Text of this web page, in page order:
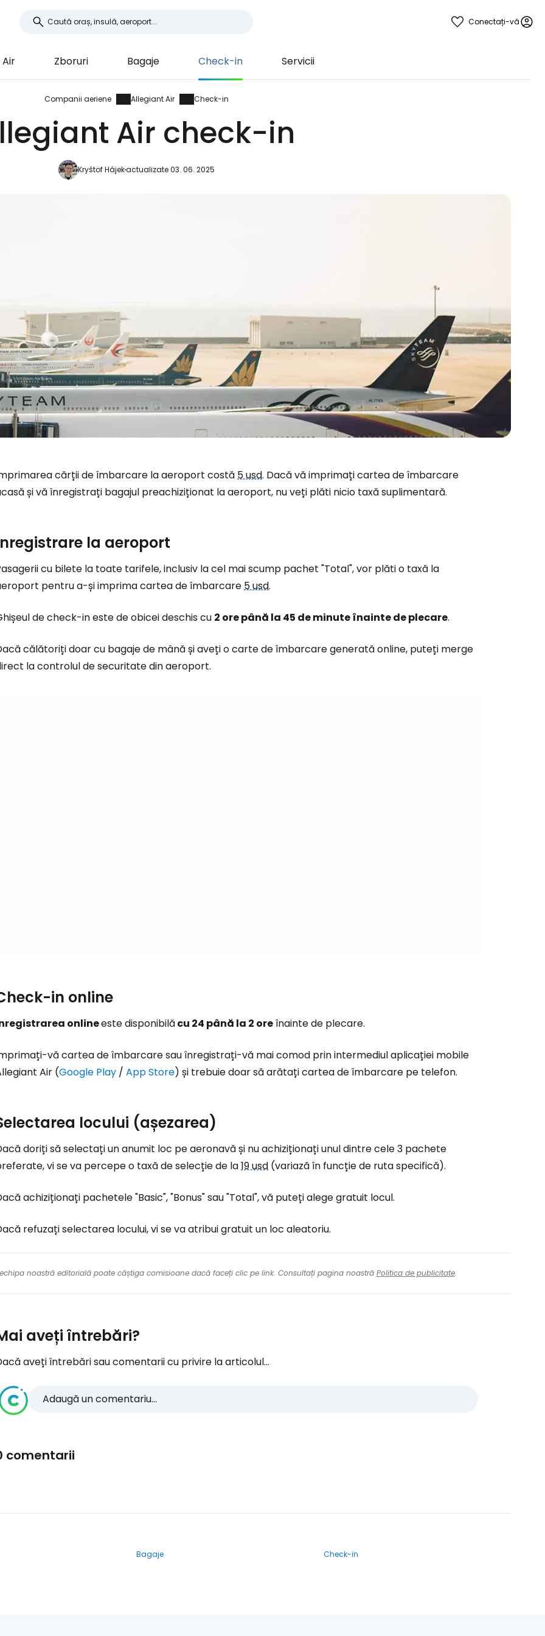
Conectați-vă
Zboruri Bagaje Check-in Servicii
Companii aeriene Allegiant Air Check-in
Air check-in
Kryštof Hájekactualizate 03. 06. 2025
cărții de îmbarcare la aeroport costă5 usd. Dacă vă imprimați cartea de îmbarcare
și vă înregistrați bagajul preachiziționat la aeroport, nu veți plăti nicio taxă suplimentară.
la aeroport
cu bilete la toate tarifele, inclusiv la cel mai scump pachet "Total", vor plăti o taxă la
pentru a-și imprima cartea de îmbarcare5 usd.
de check-in este de obicei deschis cu 2 ore până la 45 de minute înainte de plecare.
călătoriți doar cu bagaje de mână și aveți o carte de îmbarcare generată online, puteți merge
la controlul de securitate din aeroport.
in online
onlineeste disponibilăcu 24 până la 2 oreînainte de plecare.
vă cartea de îmbarcare sau înregistrați-vă mai comod prin intermediul aplicației mobile
Air (Google Play / App Store) și trebuie doar să arătați cartea de îmbarcare pe telefon.
locului (așezarea)
doriți să selectați un anumit loc pe aeronavă și nu achiziționați unul dintre cele 3 pachete
vi se va percepe o taxă de selecție de la19 usd (variază în funcție de ruta specifică).
achiziționați pachetele "Basic", "Bonus" sau "Total", vă puteți alege gratuit locul.
refuzați selectarea locului, vi se va atribui gratuit un loc aleatoriu.
noastră editorială poate câștiga comisioane dacă faceți clic pe link. Consultați pagina noastră Politica de publicitate.
aveți întrebări?
aveți întrebări sau comentarii cu privire la articolul...
Adaugă un comentariu...
comentarii
Bagaje Check-in